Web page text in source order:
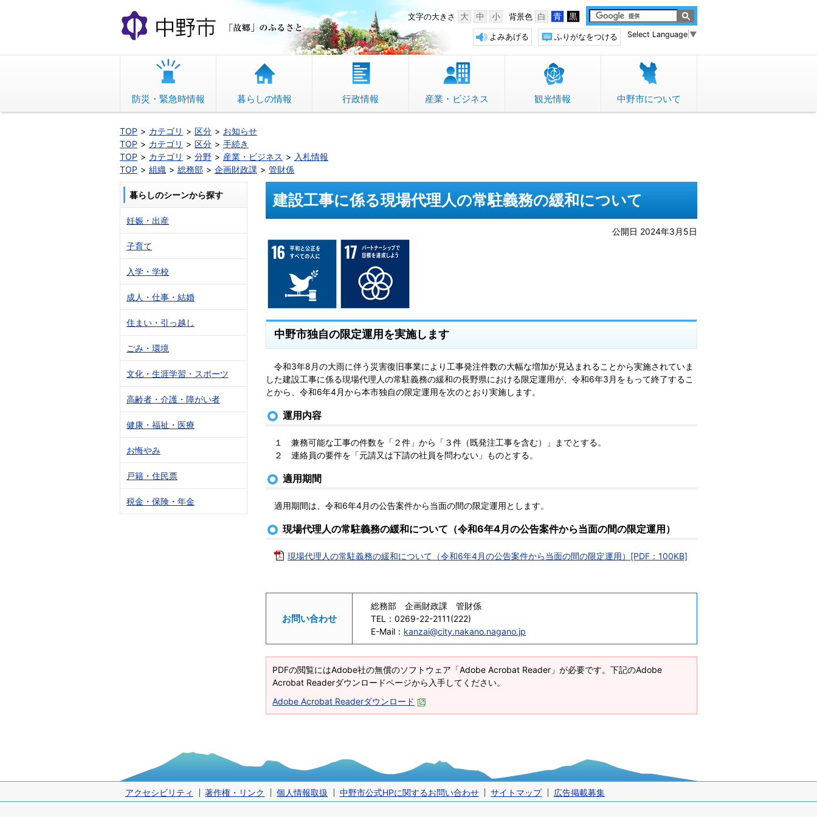
文
へ
動
中野市 「故郷」のふるさと 背景色 白 青 黒
文字の大きさ 大 中 小
Select Language ▼
ふりがなをつける
よみあげる
防災・緊急時情報 暮らしの情報 行政情報 産業・ビジネス 観光情報 中野市について
TOP カテゴリ 区分
お知らせ
TOP
カテゴリ 区分
手続き
TOP
カテゴリ 分野 産業・ビジネス
入札情報
TOP
組織 総務部 企画財政課 管財係
建設工事に係る現場代理人の常駐義務の緩和について
公開日 2024年3月5日
中野市独自の限定運用を実施します
令和3年8月の大雨に伴う災害復旧事業により工事発注件数の大幅な増加が見込まれることから実施されていま
した建設工事に係る現場代理人の常駐義務の緩和の長野県における限定運用が、令和6年3月をもって終了するこ
とから、令和6年4月から本市独自の限定運用を次のとおり実施します。
運用内容
１ 兼務可能な工事の件数を「２件」から「３件（既発注工事を含む）」までとする。
２ 連絡員の要件を「元請又は下請の社員を問わない」ものとする。
適用期間
適用期間は、令和6年4月の公告案件から当面の間の限定運用とします。
現場代理人の常駐義務の緩和について（令和6年4月の公告案件から当面の間の限定運用）
現場代理人の常駐義務の緩和について（令和6年4月の公告案件から当面の間の限定運用）[PDF：100KB]
お問い合わせ
総務部 企画財政課 管財係
TEL：0269-22-2111(222)
E-Mail： kanzai@city.nakano.nagano.jp
PDFの閲覧にはAdobe社の無償のソフトウェア「Adobe Acrobat Reader」が必要です。下記のAdobe
Acrobat Readerダウンロードページから入手してください。
Adobe Acrobat Readerダウンロード
暮らしのシーンから探す
妊娠・出産
子育て
入学・学校
成人・仕事・結婚
住まい・引っ越し
ごみ・環境
文化・生涯学習・スポーツ
高齢者・介護・障がい者
健康・福祉・医療
お悔やみ
戸籍・住民票
税金・保険・年金
アクセシビリティ 著作権・リンク 個人情報取扱 中野市公式HPに関するお問い合わせ サイトマップ 広告掲載募集